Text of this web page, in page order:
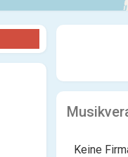
Keine